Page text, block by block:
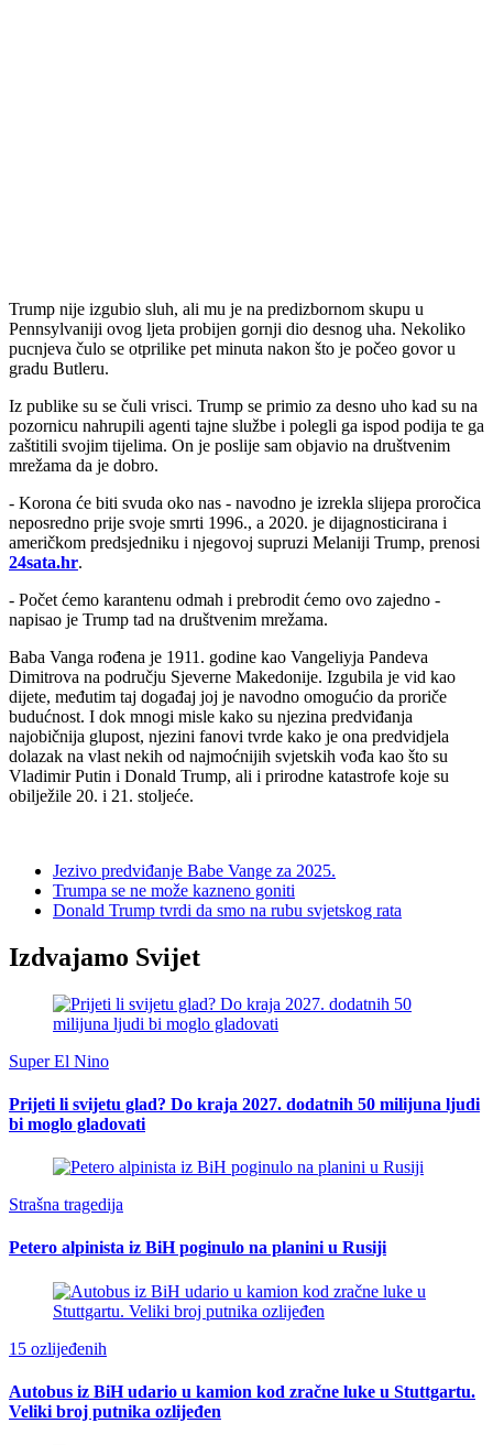
Trump nije izgubio sluh, ali mu je na predizbornom skupu u
Pennsylvaniji ovog ljeta probijen gornji dio desnog uha. Nekoliko
pucnjeva čulo se otprilike pet minuta nakon što je počeo govor u
gradu Butleru.
Iz publike su se čuli vrisci. Trump se primio za desno uho kad su na
pozornicu nahrupili agenti tajne službe i polegli ga ispod podija te ga
zaštitili svojim tijelima. On je poslije sam objavio na društvenim
mrežama da je dobro.
- Korona će biti svuda oko nas - navodno je izrekla slijepa proročica
neposredno prije svoje smrti 1996., a 2020. je dijagnosticirana i
američkom predsjedniku i njegovoj supruzi Melaniji Trump, prenosi
24sata.hr.
- Počet ćemo karantenu odmah i prebrodit ćemo ovo zajedno -
napisao je Trump tad na društvenim mrežama.
Baba Vanga rođena je 1911. godine kao Vangeliyja Pandeva
Dimitrova na području Sjeverne Makedonije. Izgubila je vid kao
dijete, međutim taj događaj joj je navodno omogućio da proriče
budućnost. I dok mnogi misle kako su njezina predviđanja
najobičnija glupost, njezini fanovi tvrde kako je ona predvidjela
dolazak na vlast nekih od najmoćnijih svjetskih vođa kao što su
Vladimir Putin i Donald Trump, ali i prirodne katastrofe koje su
obilježile 20. i 21. stoljeće.
Jezivo predviđanje Babe Vange za 2025.
Trumpa se ne može kazneno goniti
Donald Trump tvrdi da smo na rubu svjetskog rata
Izdvajamo Svijet
Super El Nino
Prijeti li svijetu glad? Do kraja 2027. dodatnih 50 milijuna ljudi
bi moglo gladovati
Strašna tragedija
Petero alpinista iz BiH poginulo na planini u Rusiji
15 ozlijeđenih
Autobus iz BiH udario u kamion kod zračne luke u Stuttgartu.
Veliki broj putnika ozlijeđen